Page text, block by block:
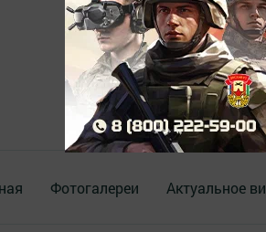
Фотогалереи Актуальное